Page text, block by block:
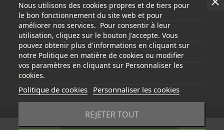
Nous utilisons des cookies propres et de tiers pour
le bon fonctionnement du site web et pour
améliorer nos services. Pour consentir à leur
utilisation, cliquez sur le bouton J'accepte. Vous
pouvez obtenir plus d'informations en cliquant sur
notre Politique en matière de cookies ou modifier
vos paramètres en cliquant sur Personnaliser les
cookies.
Politique de cookies Personnaliser les cookies
REJETER TOUT
Informations
Mon compte
Informations sur votre boutique
Follow us